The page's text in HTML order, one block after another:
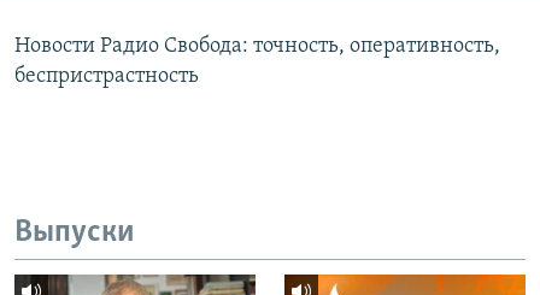
Новости Радио Свобода: точность, оперативность,
беспристрастность
Выпуски